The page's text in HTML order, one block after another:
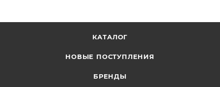
КАТАЛОГ
НОВЫЕ ПОСТУПЛЕНИЯ
БРЕНДЫ